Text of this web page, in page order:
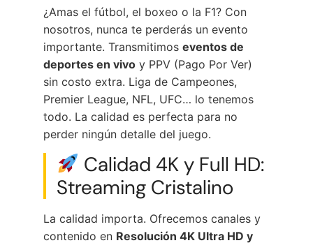
¿Amas el fútbol, el boxeo o la F1? Con
nosotros, nunca te perderás un evento
importante. Transmitimoseventos de
deportes en vivo y PPV (Pago Por Ver)
sin costo extra. Liga de Campeones,
Premier League, NFL, UFC… lo tenemos
todo. La calidad es perfecta para no
perder ningún detalle del juego.
Calidad 4K y Full HD:
Streaming Cristalino
La calidad importa. Ofrecemos canales y
contenido en Resolución 4K Ultra HD y